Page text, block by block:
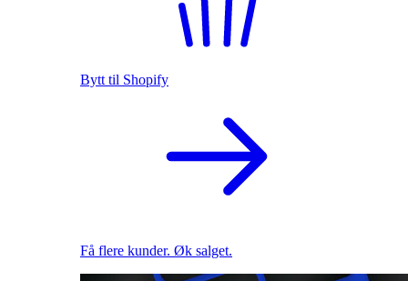
Bytt til Shopify
Få flere kunder. Øk salget.